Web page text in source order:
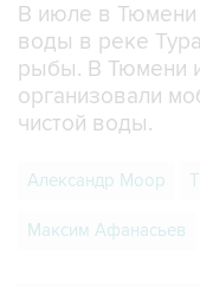
В июле в Тюмени
воды в реке
рыбы. В Тюмени
организовали
чистой воды.
Александр Моор
Максим Афанасьев